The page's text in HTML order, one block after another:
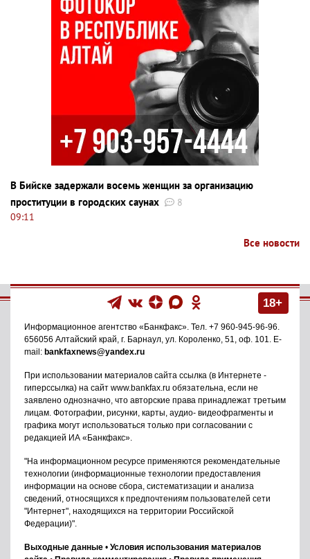
В Бийске задержали восемь женщин за организацию
проституции в городских саунах
8
09:11
Все новости
18+
Информационное агентство «Банкфакс» . Тел. +7 960-945-96-96
656056 Алтайский край, г. Барнаул ул. Короленко, 51, оф. 101
. E-
mail: bankfaxnews@yandex.ru
При использовании материалов сайта ссылка (в Интернете -
гиперссылка) на сайт www.bankfax.ru обязательна, если не
заявлено однозначно, что авторские права принадлежат третьим
лицам. Фотографии, рисунки, карты, аудио- видеофрагменты и
графика могут использоваться только при согласовании с
редакцией ИА «Банкфакс».
"На информационном ресурсе применяются рекомендательные
технологии (информационные технологии предоставления
информации на основе сбора, систематизации и анализа
сведений, относящихся к предпочтениям пользователей сети
"Интернет", находящихся на территории Российской
Федерации)".
Выходные данные • Условия использования материалов